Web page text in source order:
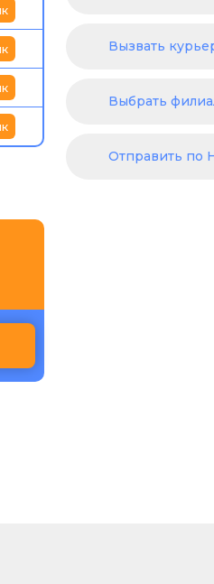
Вызвать
Выбрать
Отправить по